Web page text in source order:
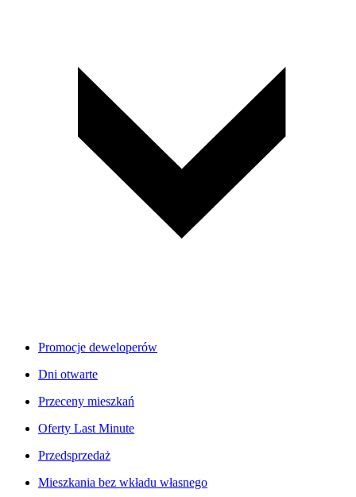
Promocje deweloperów
Dni otwarte
Przeceny mieszkań
Oferty Last Minute
Przedsprzedaż
Mieszkania bez wkładu własnego